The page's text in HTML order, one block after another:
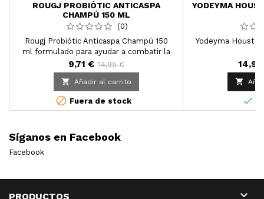
ROUGJ PROBIÓTIC ANTICASPA
CHAMPÚ 150 ML
(0)
Rougj Probiótic Anticaspa Champú 150
ml formulado para ayudar a combatir la
formación de caspa seca y grasa y prevenir
su reaparición. Su suave espuma calma el
cuero cabelludo, alivia el picor y limpia en
profundidad sin agredir.10
9,71 € 14,95 €

Añadir al carrito
 Fuera de stock
YODEYMA
Yodeyma


Síganos en Facebook
Facebook
PRODUCTOS 